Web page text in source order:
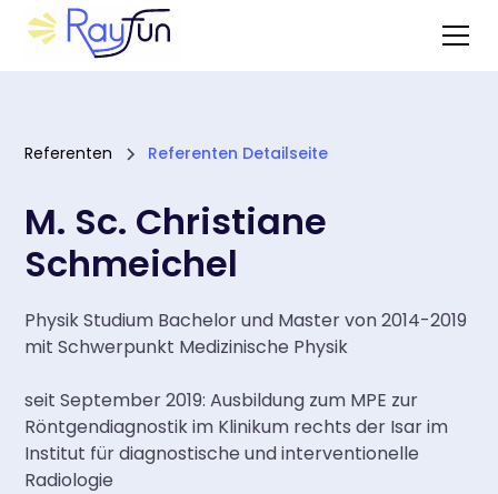
Referenten Referenten Detailseite
M. Sc. Christiane
Schmeichel
Physik Studium Bachelor und Master von 2014-2019
mit Schwerpunkt Medizinische Physik
seit September 2019: Ausbildung zum MPE zur
Röntgendiagnostik im Klinikum rechts der Isar im
Institut für diagnostische und interventionelle
Radiologie